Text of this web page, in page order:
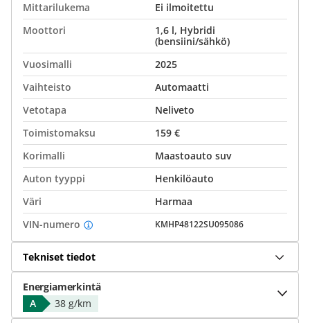
Mittarilukema
Ei ilmoitettu
Moottori
1,6 l, Hybridi
(bensiini/sähkö)
Vuosimalli
2025
Vaihteisto
Automaatti
Vetotapa
Neliveto
Toimistomaksu
159 €
Korimalli
Maastoauto suv
Auton tyyppi
Henkilöauto
Väri
Harmaa
VIN-numero
KMHP48122SU095086
Tekniset tiedot
Energiamerkintä
A
38 g/km